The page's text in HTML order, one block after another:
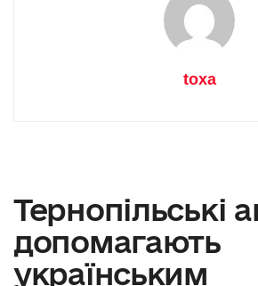
toxa
Тернопільські
допомагають
українським